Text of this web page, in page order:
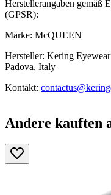
Herstellerangaben gemäß
(GPSR):
Marke: McQUEEN
Hersteller: Kering
Padova, Italy
Kontakt:
Andere kauften